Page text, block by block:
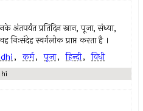
अंतपर्यंत प्रतिदिन स्नान, पूजा, संध्या,
स्वर्गलोक प्राप्त करता है ।
, कर्म, पूजा, हिन्दी, विधी